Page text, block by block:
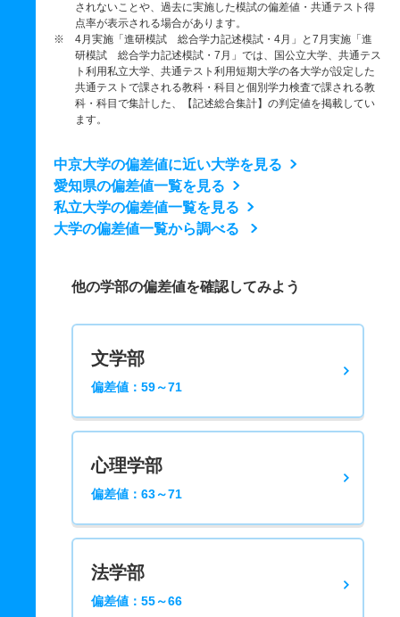
されないことや、過去に実施した模試の偏差値・共通テスト得
点率が表示される場合があります。
※ 4月実施「進研模試 総合学力記述模試・4月」と7月実施「進
研模試 総合学力記述模試・7月」では、国公立大学、共通テス
ト利用私立大学、共通テスト利用短期大学の各大学が設定した
共通テストで課される教科・科目と個別学力検査で課される教
科・科目で集計した、【記述総合集計】の判定値を掲載してい
ます。
中京大学の偏差値に近い大学を見る
愛知県の偏差値一覧を見る
私立大学の偏差値一覧を見る
大学の偏差値一覧から調べる
他の学部の偏差値を確認してみよう
文学部
偏差値：59～71
心理学部
偏差値：63～71
法学部
偏差値：55～66